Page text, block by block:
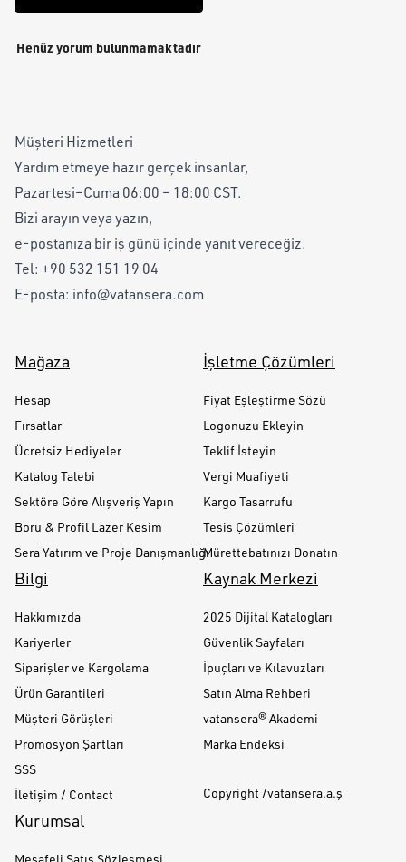
Henüz yorum bulunmamaktadır
Müşteri Hizmetleri
Yardım etmeye hazır gerçek insanlar,
Pazartesi–Cuma 06:00 – 18:00 CST.
Bizi arayın veya yazın,
e-postanıza bir iş günü içinde yanıt vereceğiz.
Tel: +90 532 151 19 04
E-posta: info@vatansera.com
Mağaza
Hesap
Fırsatlar
Ücretsiz Hediyeler
Katalog Talebi
Sektöre Göre Alışveriş Yapın
Boru & Profil Lazer Kesim
Sera Yatırım ve Proje Danışmanlığı
İşletme Çözümleri
Fiyat Eşleştirme Sözü
Logonuzu Ekleyin
Teklif İsteyin
Vergi Muafiyeti
Kargo Tasarrufu
Tesis Çözümleri
Mürettebatınızı Donatın
Bilgi
Hakkımızda
Kariyerler
Siparişler ve Kargolama
Ürün Garantileri
Müşteri Görüşleri
Promosyon Şartları
SSS
İletişim / Contact
Kaynak Merkezi
2025 Dijital Katalogları
Güvenlik Sayfaları
İpuçları ve Kılavuzları
Satın Alma Rehberi
vatansera® Akademi
Marka Endeksi
Copyright /vatansera.a.ş
Kurumsal
Mesafeli Satış Sözleşmesi